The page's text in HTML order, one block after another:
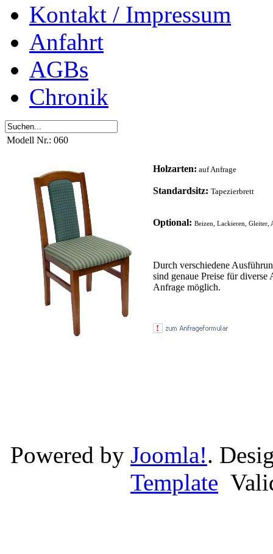
Kontakt / Impressum
Anfahrt
AGBs
Chronik
Modell Nr.: 060
Holzarten: auf Anfrage
Standardsitz: Tapezierbrett
Optional: Beizen, Lackieren, Gleiter,
Durch verschiedene
sind genaue Preise für diverse
Anfrage möglich.
Powered by Joomla!.
Template